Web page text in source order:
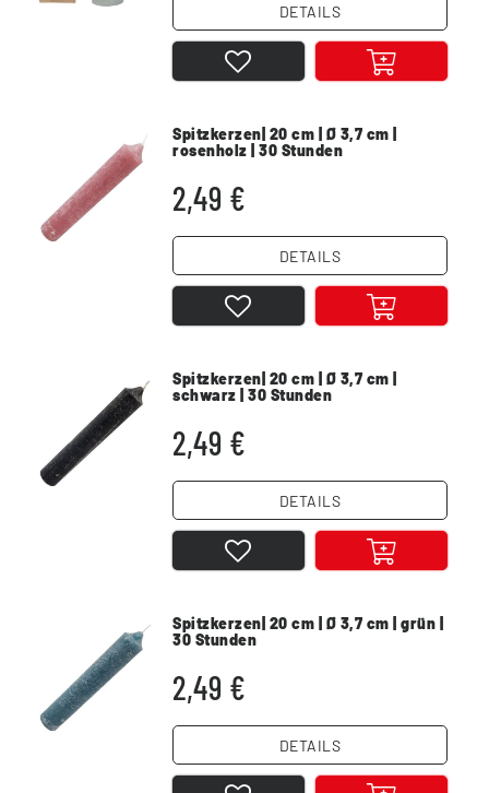
DETAILS
Spitzkerzen| 20 cm | Ø 3,7 cm |
rosenholz | 30 Stunden
2,49 €
DETAILS
Spitzkerzen| 20 cm | Ø 3,7 cm |
schwarz | 30 Stunden
2,49 €
DETAILS
Spitzkerzen| 20 cm | Ø 3,7 cm | grün |
30 Stunden
2,49 €
DETAILS